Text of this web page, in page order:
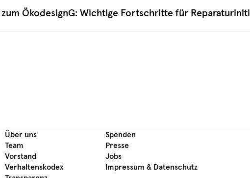
ÖkodesignG: Wichtige Fortschritte für
Über uns
Team
Vorstand
Verhaltenskodex
Spenden
Presse
Jobs
Impressum & Datenschutz